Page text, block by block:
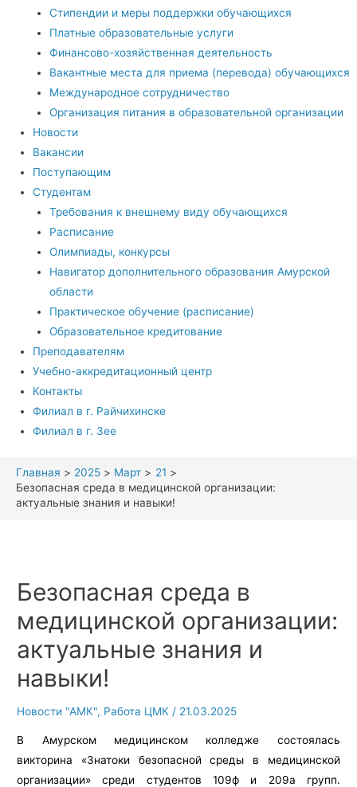
Стипендии и меры поддержки обучающихся
Платные образовательные услуги
Финансово-хозяйственная деятельность
Вакантные места для приема (перевода) обучающихся
Международное сотрудничество
Организация питания в образовательной организации
Новости
Вакансии
Поступающим
Студентам
Требования к внешнему виду обучающихся
Расписание
Олимпиады, конкурсы
Навигатор дополнительного образования Амурской
области
Практическое обучение (расписание)
Образовательное кредитование
Преподавателям
Учебно-аккредитационный центр
Контакты
Филиал в г. Райчихинске
Филиал в г. Зее
Главная 2025 Март
21
Безопасная среда в медицинской организации:
актуальные знания и навыки!
Безопасная среда в
медицинской организации:
актуальные знания и
навыки!
Новости "АМК", Работа ЦМК / 21.03.2025
В Амурском медицинском колледже состоялась
викторина «Знатоки безопасной среды в медицинской
организации» среди студентов 109ф и 209а групп.